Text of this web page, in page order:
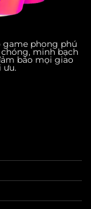
game phong phú
minh bạch
bảo mọi giao
ưu.